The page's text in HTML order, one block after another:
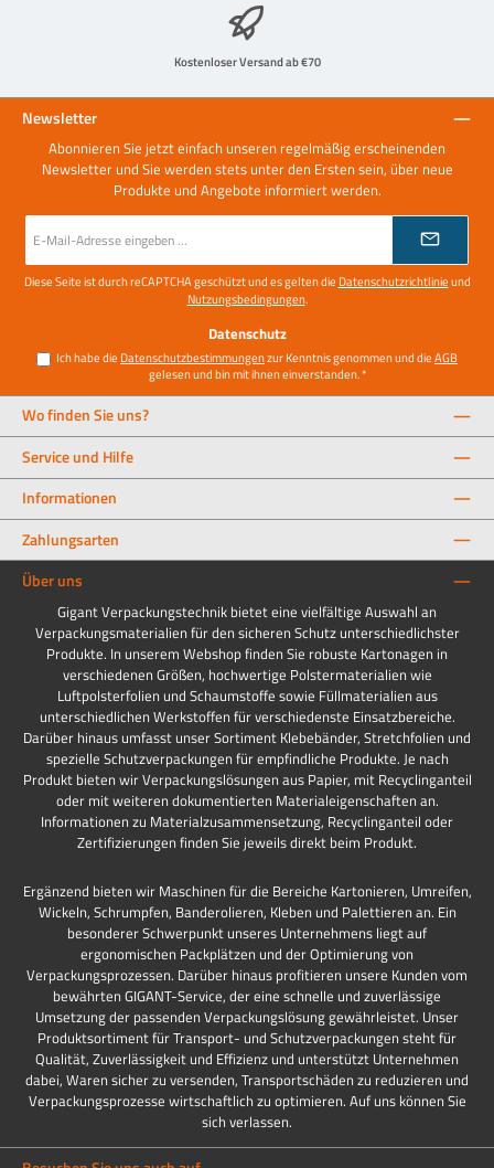
Kostenloser Versand ab €70
Newsletter
Abonnieren Sie jetzt einfach unseren regelmäßig erscheinenden
Newsletter und Sie werden stets unter den Ersten sein, über neue
Produkte und Angebote informiert werden.
E-
Mail-
Adresse
*
Diese Seite ist durch reCAPTCHA geschützt und es gelten die Datenschutzrichtlinieund
Nutzungsbedingungen.
Datenschutz
Ich habe die Datenschutzbestimmungenzur Kenntnis genommen und dieAGB
gelesen und bin mit ihnen einverstanden.*
Wo finden Sie uns?
Service und Hilfe
Informationen
Zahlungsarten
Über uns
Gigant Verpackungstechnik bietet eine vielfältige Auswahl an
Verpackungsmaterialien für den sicheren Schutz unterschiedlichster
Produkte. In unserem Webshop finden Sie robuste Kartonagen in
verschiedenen Größen, hochwertige Polstermaterialien wie
Luftpolsterfolien und Schaumstoffe sowie Füllmaterialien aus
unterschiedlichen Werkstoffen für verschiedenste Einsatzbereiche.
Darüber hinaus umfasst unser Sortiment Klebebänder, Stretchfolien und
spezielle Schutzverpackungen für empfindliche Produkte. Je nach
Produkt bieten wir Verpackungslösungen aus Papier, mit Recyclinganteil
oder mit weiteren dokumentierten Materialeigenschaften an.
Informationen zu Materialzusammensetzung, Recyclinganteil oder
Zertifizierungen finden Sie jeweils direkt beim Produkt.
Ergänzend bieten wir Maschinen für die Bereiche Kartonieren, Umreifen,
Wickeln, Schrumpfen, Banderolieren, Kleben und Palettieren an. Ein
besonderer Schwerpunkt unseres Unternehmens liegt auf
ergonomischen Packplätzen und der Optimierung von
Verpackungsprozessen. Darüber hinaus profitieren unsere Kunden vom
bewährten GIGANT-Service, der eine schnelle und zuverlässige
Umsetzung der passenden Verpackungslösung gewährleistet. Unser
Produktsortiment für Transport- und Schutzverpackungen steht für
Qualität, Zuverlässigkeit und Effizienz und unterstützt Unternehmen
dabei, Waren sicher zu versenden, Transportschäden zu reduzieren und
Verpackungsprozesse wirtschaftlich zu optimieren. Auf uns können Sie
sich verlassen.